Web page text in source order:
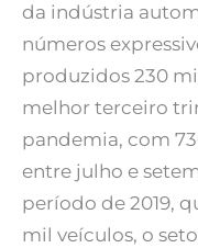
da indústria
números
produzidos 230
melhor terceiro
pandemia, com
entre julho e
período de 2019,
mil veículos, o